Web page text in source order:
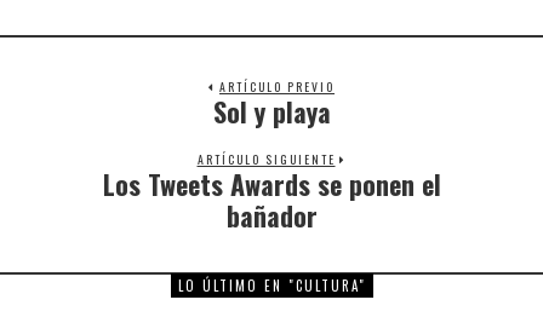
ARTÍCULO PREVIO
Previous
post:
Sol y playa
ARTÍCULO SIGUIENTE
Next
post:
Los Tweets Awards se ponen el
bañador
LO ÚLTIMO EN "CULTURA"